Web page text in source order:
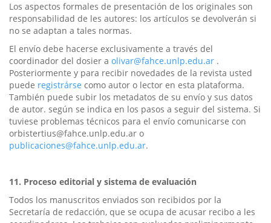
Los aspectos formales de presentación de los originales son
responsabilidad de les autores: los artículos se devolverán si
no se adaptan a tales normas.
El envío debe hacerse exclusivamente a través del
coordinador del dosier a olivar@fahce.unlp.edu.ar .
Posteriormente y para recibir novedades de la revista usted
puede registrárse como autor o lector en esta plataforma.
También puede subir los metadatos de su envío y sus datos
de autor. según se indica en los pasos a seguir del sistema. Si
tuviese problemas técnicos para el envío comunicarse con
orbistertius@fahce.unlp.edu.ar o
publicaciones@fahce.unlp.edu.ar.
11. Proceso editorial y sistema de evaluación
Todos los manuscritos enviados son recibidos por la
Secretaría de redacción, que se ocupa de acusar recibo a les